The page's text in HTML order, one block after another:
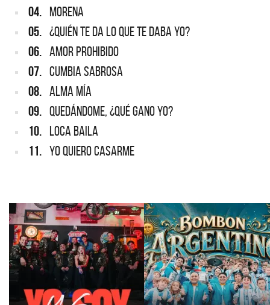
04. MORENA
05. ¿QUIÉN TE DA LO QUE TE DABA YO?
06. AMOR PROHIBIDO
07. CUMBIA SABROSA
08. ALMA MÍA
09. QUEDÁNDOME, ¿QUÉ GANO YO?
10. LOCA BAILA
11. YO QUIERO CASARME